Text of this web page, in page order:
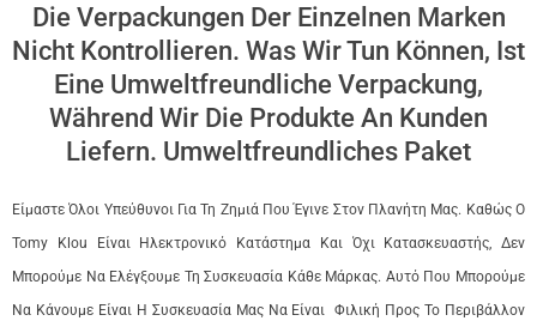
Die Verpackungen Der Einzelnen Marken
Nicht Kontrollieren. Was Wir Tun Können, Ist
Eine Umweltfreundliche Verpackung,
Während Wir Die Produkte An Kunden
Liefern. Umweltfreundliches Paket
Είμαστε Όλοι Υπεύθυνοι Για Τη Ζημιά Που Έγινε Στον Πλανήτη Μας. Καθώς Ο
Tomy Klou Είναι Ηλεκτρονικό Κατάστημα Και Όχι Κατασκευαστής, Δεν
Μπορούμε Να Ελέγξουμε Τη Συσκευασία Κάθε Μάρκας. Αυτό Που Μπορούμε
Να Κάνουμε Είναι Η Συσκευασία Μας Να Είναι Φιλική Προς Το Περιβάλλον